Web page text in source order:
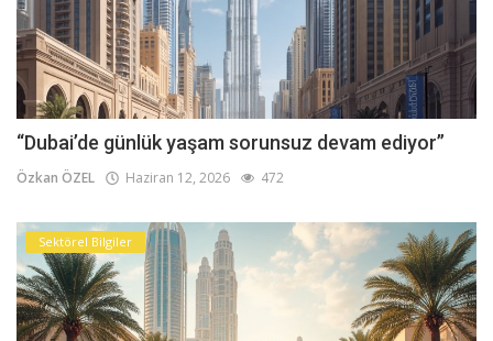
“Dubai’de günlük yaşam sorunsuz devam ediyor”
Özkan ÖZEL Haziran 12, 2026 472
Sektörel Bilgiler